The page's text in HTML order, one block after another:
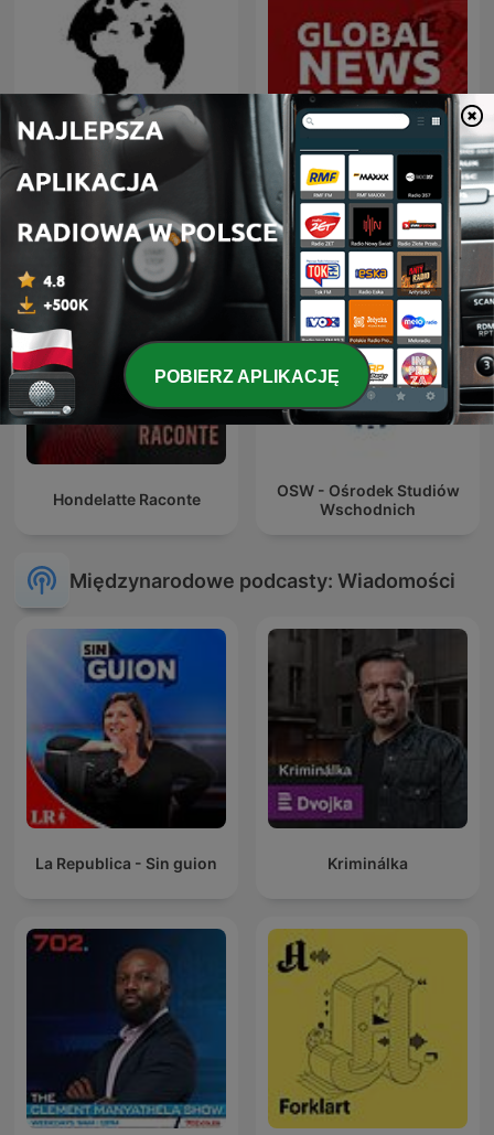
Dział Zagraniczny Global News Podcast
Hondelatte Raconte
OSW - Ośrodek Studiów
Wschodnich
Międzynarodowe podcasty: Wiadomości
La Republica - Sin guion Kriminálka
POBIERZ APLIKACJĘ